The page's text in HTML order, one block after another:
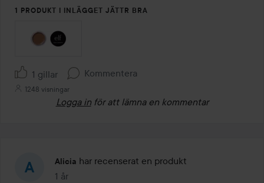
1 PRODUKT I INLÄGGET JÄTTR BRA
1 gillar Kommentera
1248 visningar
Logga in för att lämna en kommentar
Alicia har recenserat en produkt
1 år
Inlägget skapades 1 år